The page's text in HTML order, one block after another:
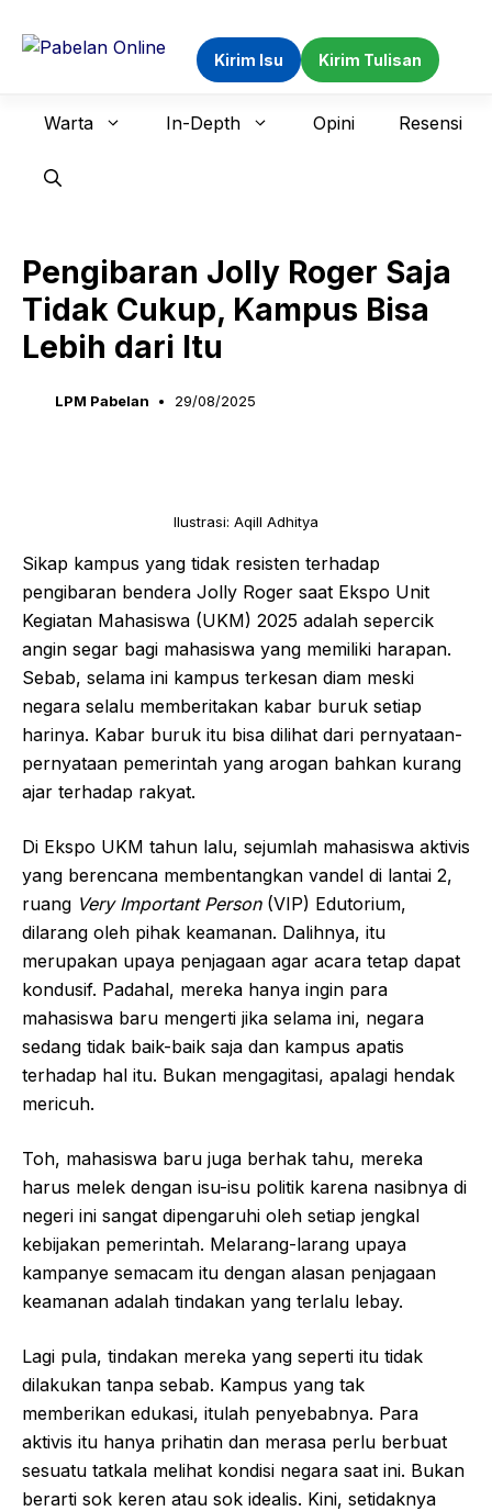
Kirim Isu Kirim Tulisan
Warta In-Depth Opini Resensi
Pengibaran Jolly Roger Saja
Tidak Cukup, Kampus Bisa
Lebih dari Itu
LPM Pabelan 29/08/2025
Ilustrasi: Aqill Adhitya
Sikap kampus yang tidak resisten terhadap
pengibaran bendera Jolly Roger saat Ekspo Unit
Kegiatan Mahasiswa (UKM) 2025 adalah sepercik
angin segar bagi mahasiswa yang memiliki harapan.
Sebab, selama ini kampus terkesan diam meski
negara selalu memberitakan kabar buruk setiap
harinya. Kabar buruk itu bisa dilihat dari pernyataan-
pernyataan pemerintah yang arogan bahkan kurang
ajar terhadap rakyat.
Di Ekspo UKM tahun lalu, sejumlah mahasiswa aktivis
yang berencana membentangkan vandel di lantai 2,
ruang Very Important Person(VIP) Edutorium,
dilarang oleh pihak keamanan. Dalihnya, itu
merupakan upaya penjagaan agar acara tetap dapat
kondusif. Padahal, mereka hanya ingin para
mahasiswa baru mengerti jika selama ini, negara
sedang tidak baik-baik saja dan kampus apatis
terhadap hal itu. Bukan mengagitasi, apalagi hendak
mericuh.
Toh, mahasiswa baru juga berhak tahu, mereka
harus melek dengan isu-isu politik karena nasibnya di
negeri ini sangat dipengaruhi oleh setiap jengkal
kebijakan pemerintah. Melarang-larang upaya
kampanye semacam itu dengan alasan penjagaan
keamanan adalah tindakan yang terlalu lebay.
Lagi pula, tindakan mereka yang seperti itu tidak
dilakukan tanpa sebab. Kampus yang tak
memberikan edukasi, itulah penyebabnya. Para
aktivis itu hanya prihatin dan merasa perlu berbuat
sesuatu tatkala melihat kondisi negara saat ini. Bukan
berarti sok keren atau sok idealis. Kini, setidaknya